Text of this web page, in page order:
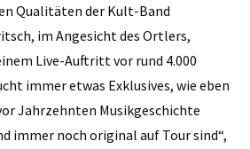
Qualitäten der Kult-Band
im Angesicht des Ortlers,
Live-Auftritt vor rund 4.000
immer etwas Exklusives, wie eben
Jahrzehnten Musikgeschichte
immer noch original auf Tour sind“,